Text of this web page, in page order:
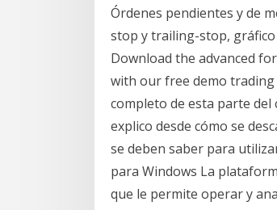
Órdenes pendientes y de
stop y trailing-stop, gráfico
Download the advanced
with our free demo trading
completo de esta parte
explico desde cómo se
se deben saber para
para Windows La
que le permite operar y